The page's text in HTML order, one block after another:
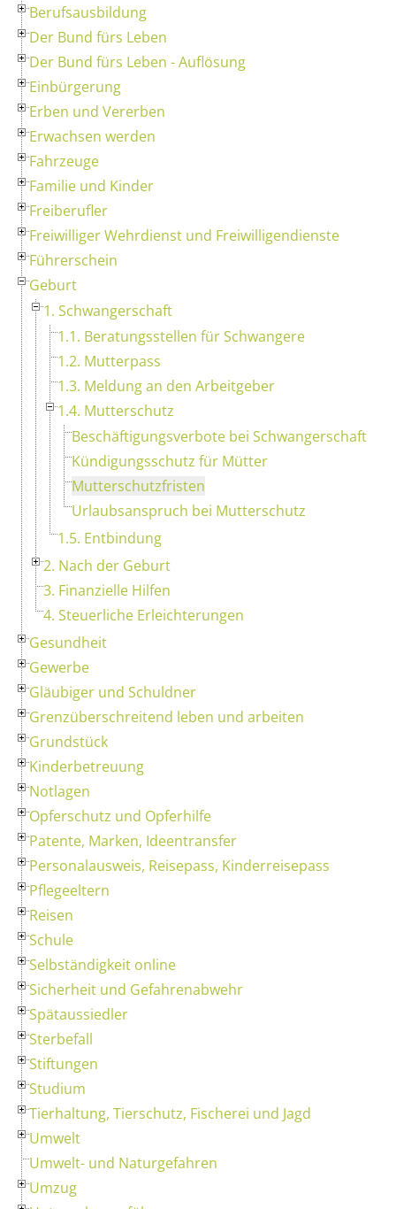
Berufsausbildung
Der Bund fürs Leben
Der Bund fürs Leben - Auflösung
Einbürgerung
Erben und Vererben
Erwachsen werden
Fahrzeuge
Familie und Kinder
Freiberufler
Freiwilliger Wehrdienst und Freiwilligendienste
Führerschein
Geburt
1. Schwangerschaft
1.1. Beratungsstellen für Schwangere
1.2. Mutterpass
1.3. Meldung an den Arbeitgeber
1.4. Mutterschutz
Beschäftigungsverbote bei Schwangerschaft
Kündigungsschutz für Mütter
Mutterschutzfristen
Urlaubsanspruch bei Mutterschutz
1.5. Entbindung
2. Nach der Geburt
3. Finanzielle Hilfen
4. Steuerliche Erleichterungen
Gesundheit
Gewerbe
Gläubiger und Schuldner
Grenzüberschreitend leben und arbeiten
Grundstück
Kinderbetreuung
Notlagen
Opferschutz und Opferhilfe
Patente, Marken, Ideentransfer
Personalausweis, Reisepass, Kinderreisepass
Pflegeeltern
Reisen
Schule
Selbständigkeit online
Sicherheit und Gefahrenabwehr
Spätaussiedler
Sterbefall
Stiftungen
Studium
Tierhaltung, Tierschutz, Fischerei und Jagd
Umwelt
Umwelt- und Naturgefahren
Umzug